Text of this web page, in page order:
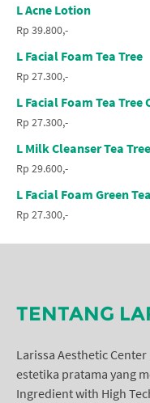
L Acne Lotion
Rp 39.800,-
L Facial Foam Tea Tree
Rp 27.300,-
L Facial Foam Tea Tree
Rp 27.300,-
L Milk Cleanser Tea Tree
Rp 29.600,-
L Facial Foam Green Tea
Rp 27.300,-
TENTANG
Larissa Aesthetic
estetika pratama yang
Ingredient with High